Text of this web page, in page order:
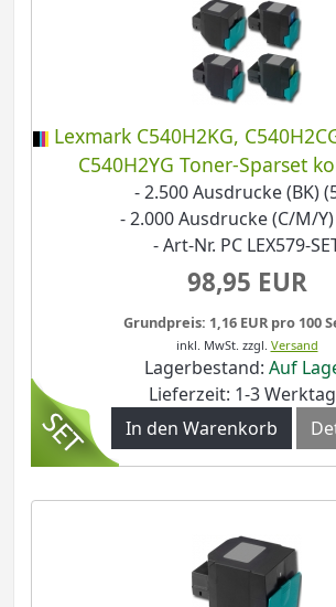
Lexmark C540H2KG,
C540H2YG Toner-Sparset
- 2.500 Ausdrucke (BK)
- 2.000 Ausdrucke (C/M/Y)
- Art-Nr. PC LEX579-
98,95 EUR
Grundpreis: 1,16 EUR pro 100
inkl. MwSt. zzgl. Versand
Lagerbestand: Auf
Lieferzeit: 1-3
In den Warenkorb